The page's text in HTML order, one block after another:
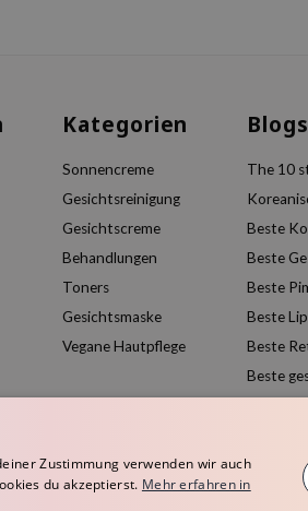
Kategorien
Sonnencreme
Gesichtsreinigung
Gesichtscreme
Behandlungen
Toners
Gesichtsmaske
Vegane Hautpflege
Blogs
The 10
Beste
Beste
Beste
Beste
Beste
Beste
Zustimmung verwenden wir auch
du akzeptierst. Mehr erfahren in